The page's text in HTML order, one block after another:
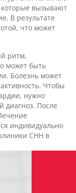
вызывают
В результате
что может
ритм,
может быть
Болезнь может
Чтобы
нужно
диагноз. После
индивидуально
CHH в